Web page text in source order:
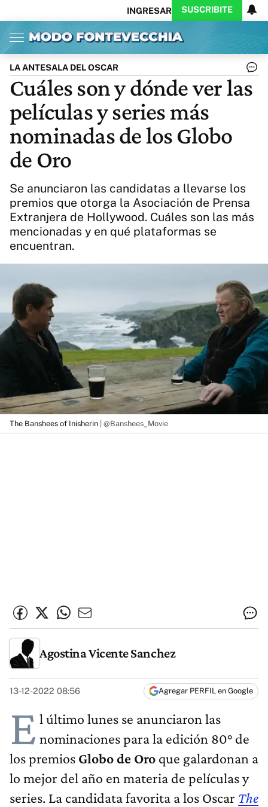
INGRESAR SUSCRIBITE
Inicio Ahora
Opinión
Política
Ciencia
Protagonistas
Cultura
Arte
Educación
Internacional
Clima
Deportes
CARAS
Exitoina
Turismo
Videos
Córdoba
Reperfilar
Business
Diario del Juicio
Actualidad
LA ANTESALA DEL OSCAR
Cuáles son y dónde ver las
películas y series más
nominadas de los Globo
de Oro
Se anunciaron las candidatas a llevarse los
premios que otorga la Asociación de Prensa
Extranjera de Hollywood. Cuáles son las más
mencionadas y en qué plataformas se
encuentran.
The Banshees of Inisherin | @Banshees_Movie
Agostina Vicente Sanchez
13-12-2022 08:56 Agregar PERFIL en Google
E l último lunes se anunciaron las
nominaciones para la edición 80° de
los premios Globo de Oro que galardonan a
lo mejor del año en materia de películas y
series. La candidata favorita a los Oscar The